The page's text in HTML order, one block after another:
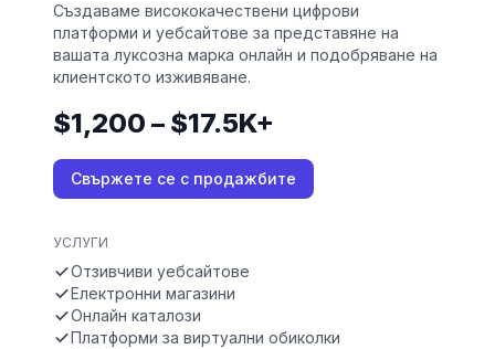
Създаваме висококачествени цифрови
платформи и уебсайтове за представяне на
вашата луксозна марка онлайн и подобряване на
клиентското изживяване.
$1,200 – $17.5K+
Свържете се с продажбите
УСЛУГИ
Отзивчиви уебсайтове
Електронни магазини
Онлайн каталози
Платформи за виртуални обиколки